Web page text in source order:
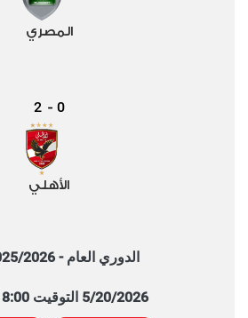
المصري
0
-
2
الأهلي
الدوري العام - 2025/2026
5/20/2026 التوقيت 8:00 PM